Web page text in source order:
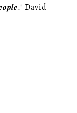
David